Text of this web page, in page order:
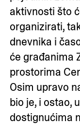
aktivnosti što
organizirati,
dnevnika i
će građanima
prostorima
Osim upravo
bio je, i ostao,
dostignućima